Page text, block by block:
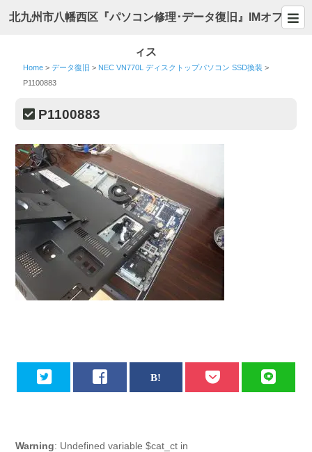
北九州市八幡西区『パソコン修理･データ復旧』IMオフ
ィス
Home >データ復旧 > NEC VN770L ディスクトップパソコン SSD換装 >
P1100883
P1100883
Warning: Undefined variable $cat_ct in